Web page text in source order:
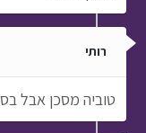
רותי
טוביה מסכן אבל